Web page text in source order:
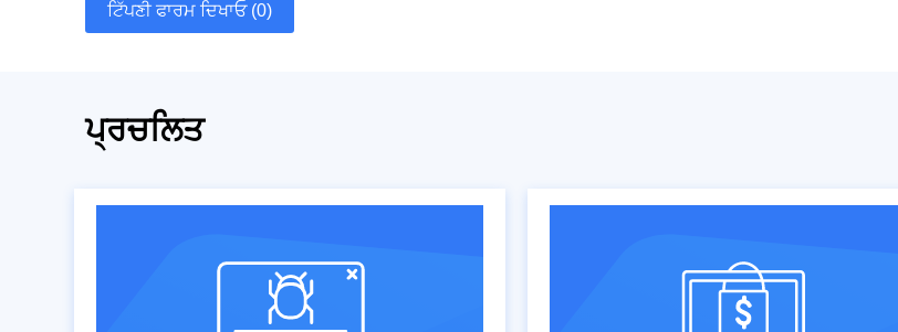
ਟਿੱਪਣੀ ਫਾਰਮ ਦਿਖਾਓ (0)
ਪ੍ਰਚਲਿਤ